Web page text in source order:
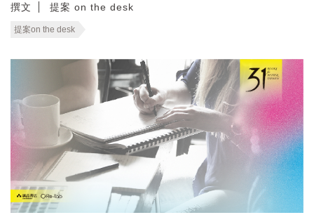
撰文 提案 on the desk
提案on the desk